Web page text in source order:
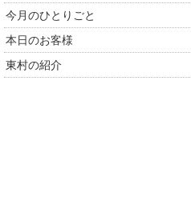
今月のひとりごと
本日のお客様
東村の紹介